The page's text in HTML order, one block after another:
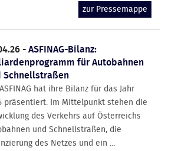
zur Pressemappe
-ASFINAG-Bilanz:
für Autobahnen
Schnellstraßen
hat ihre Bilanz für das Jahr
präsentiert. Im Mittelpunkt stehen die
des Verkehrs auf Österreichs
und Schnellstraßen, die
des Netzes und ein ...